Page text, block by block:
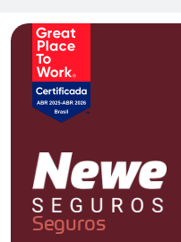
Seguros